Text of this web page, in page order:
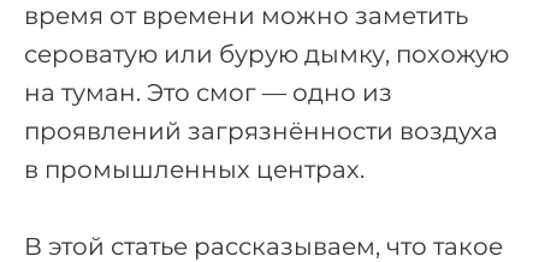
время от времени можно заметить
сероватую или бурую дымку, похожую
на туман. Это смог — одно из
проявлений загрязнённости воздуха
в промышленных центрах.
В этой статье рассказываем, что такое